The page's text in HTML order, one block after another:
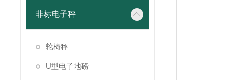
非标电子秤
轮椅秤
U型电子地磅